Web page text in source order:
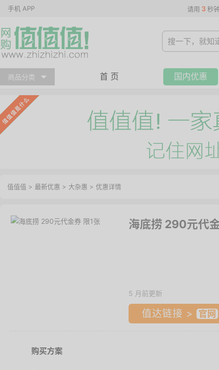
手机 APP 请用 3 秒
商品分类 首 页 国内优惠
值值值 > 最新优惠 > 大杂惠 > 优惠详情
海底捞 290元代
5 月前更新
值达链接 >
购买方案